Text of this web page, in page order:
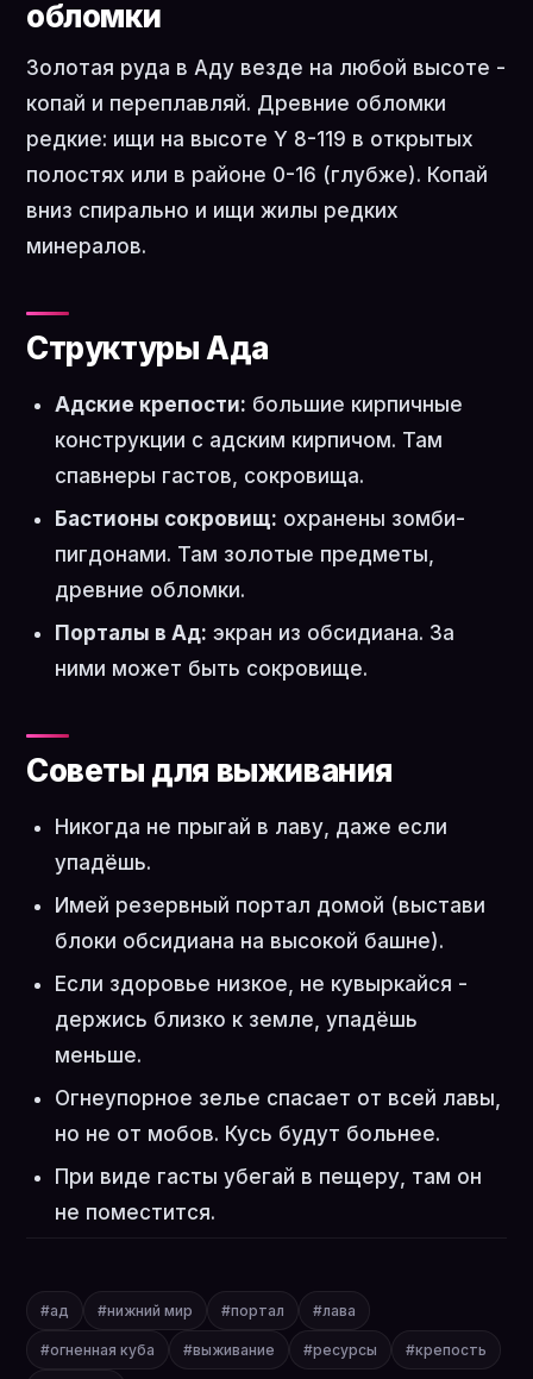
обломки
Золотая руда в Аду везде на любой высоте -
копай и переплавляй. Древние обломки
редкие: ищи на высоте Y 8-119 в открытых
полостях или в районе 0-16 (глубже). Копай
вниз спирально и ищи жилы редких
минералов.
Структуры Ада
Адские крепости: большие кирпичные
конструкции с адским кирпичом. Там
спавнеры гастов, сокровища.
Бастионы сокровищ: охранены зомби-
пигдонами. Там золотые предметы,
древние обломки.
Порталы в Ад: экран из обсидиана. За
ними может быть сокровище.
Советы для выживания
Никогда не прыгай в лаву, даже если
упадёшь.
Имей резервный портал домой (выстави
блоки обсидиана на высокой башне).
Если здоровье низкое, не кувыркайся -
держись близко к земле, упадёшь
меньше.
Огнеупорное зелье спасает от всей лавы,
но не от мобов. Кусь будут больнее.
При виде гасты убегай в пещеру, там он
не поместится.
#ад #нижний мир #портал #лава
#огненная куба #выживание #ресурсы #крепость